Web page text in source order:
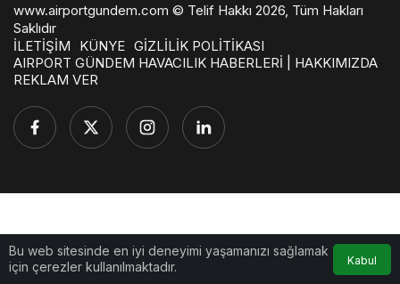
Bu web sitesinde en iyi deneyimi yaşamanızı sağlamak
için çerezler kullanılmaktadır.
Kabul
www.airportgundem.com © Telif Hakkı 2026, Tüm Hakları
Saklıdır
İLETİŞİM
KÜNYE GİZLİLİK POLİTİKASI
AIRPORT GÜNDEM HAVACILIK HABERLERİ | HAKKIMIZDA
REKLAM VER